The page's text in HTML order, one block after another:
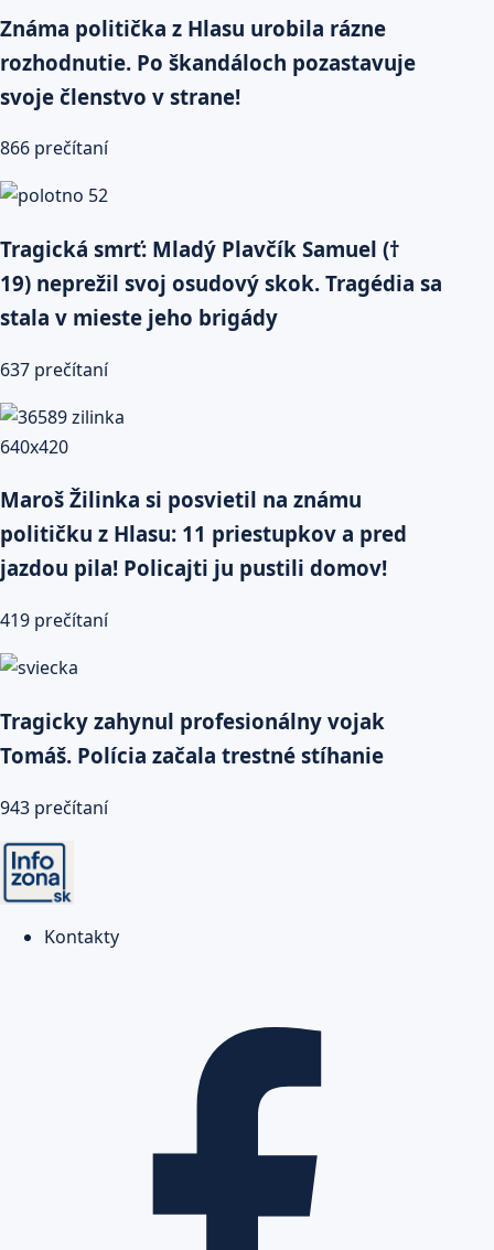
Známa politička z Hlasu urobila rázne
rozhodnutie. Po škandáloch pozastavuje
svoje členstvo v strane!
866 prečítaní
Tragická smrť: Mladý Plavčík Samuel (†
19) neprežil svoj osudový skok. Tragédia sa
stala v mieste jeho brigády
637 prečítaní
Maroš Žilinka si posvietil na známu
političku z Hlasu: 11 priestupkov a pred
jazdou pila! Policajti ju pustili domov!
419 prečítaní
Tragicky zahynul profesionálny vojak
Tomáš. Polícia začala trestné stíhanie
943 prečítaní
Kontakty